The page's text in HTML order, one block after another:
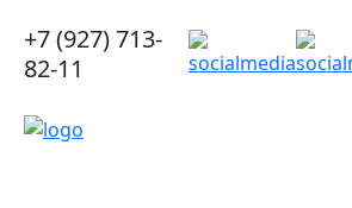
+7 (927) 713-
82-11